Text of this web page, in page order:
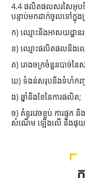
4.4 ផលិតផលសរសៃអុបទិក
បន្ទាប់មកដាក់ចូលទៅក្នុង
ក) ឈ្មោះនិងអាសយដ្ឋា
ខ) ឈ្មោះផលិតផលនិងលេ
គ) រោងចក្រចំនួនបាច់នៃ
ឃ) ទំងន់សរុបនិងទំហំកញ្
ង) ឆ្នាំនិងខែនៃការផលិត;
ច) គំនូរវេចខ្ចប់ ការផ្ទុ
សំណើម ឡើងលើ និងផុ